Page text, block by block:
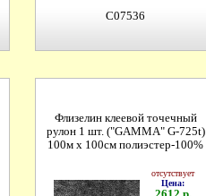
C07536
Флизелин клеевой точечный
рулон 1 шт. ("GAMMA" G-725t)
100м х 100см полиэстер-100%
отсутствует
Цена: